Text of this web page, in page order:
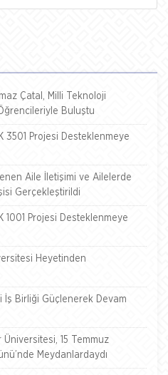
Çatal, Milli Teknoloji
Buluştu
3501 Projesi Desteklenmeye
Aile İletişimi ve Ailelerde
Gerçekleştirildi
1001 Projesi Desteklenmeye
Heyetinden
İş Birliği Güçlenerek Devam
Üniversitesi, 15 Temmuz
Meydanlardaydı